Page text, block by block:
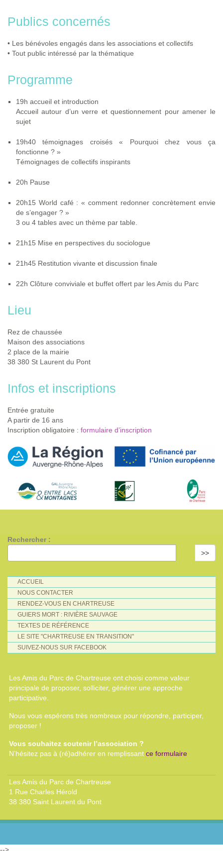
Publics concernés
• Les bénévoles engagés dans les associations et collectifs
• Tout public intéressé par la thématique
Programme
19h accueil et introduction
Accueil autour d’un verre et questionnement pour amener le
sujet
19h40 témoignages croisés « Pourquoi chez vous ça
fonctionne ? »
Témoignages de collectifs inspirants
20h Pause
20h15 World café : « comment redonner concrètement envie
de s’engager ? »
3 ou 4 tables avec un thème par table.
21h15 Mise en perspectives du sociologue
21h45 Restitution vivante et discussion finale
22h Clôture conviviale et buffet offert par les Amis du Parc
Lieu
Rez de chaussée
Maison des associations
2 place de la mairie
38 380 St Laurent du Pont
Infos et inscriptions
Entrée gratuite
A partir de 16 ans
Inscription obligatoire : formulaire d’inscription
Rechercher :
>>
ACCUEIL
NOUS CONTACTER
RENDEZ-VOUS EN CHARTREUSE
GUIERS MORT : RIVIÈRE SAUVAGE
TEXTES DE RÉFÉRENCE
LE SITE "CHARTREUSE EN TRANSITION"
SUIVEZ-NOUS SUR FACEBOOK
Les Amis du Parc de Chartreuse ont choisi comme valeur
principale de proposer, solliciter, générer une approche
participative.
Nous vous espérons très nombreux pour répondre, participer,
proposer !
Vous souhaitez soutenir l’association ?
N’hésitez pas à (ré)adhérer en remplissant ce formulaire
Les Amis du Parc de Chartreuse
1 Rue Charles Hérold
38 380 Saint Laurent du Pont